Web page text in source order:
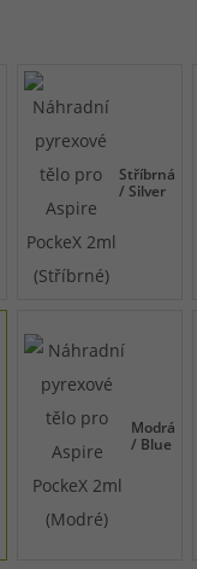
Stříbrná
/ Silver
Modrá
/ Blue